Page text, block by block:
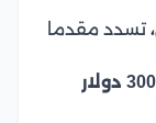
تسدد مقدما
300 دولار